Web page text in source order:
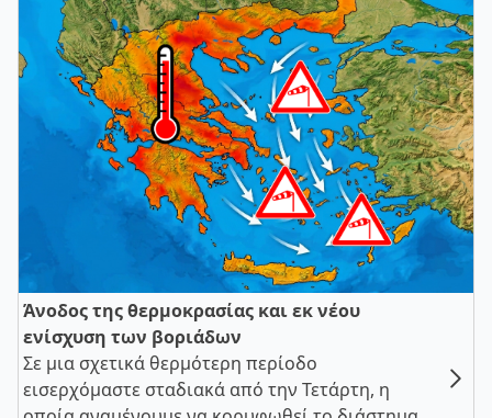
Άνοδος της θερμοκρασίας και εκ νέου
ενίσχυση των βοριάδων
Σε μια σχετικά θερμότερη περίοδο
εισερχόμαστε σταδιακά από την Τετάρτη, η